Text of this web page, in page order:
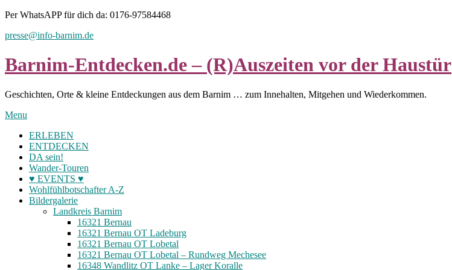
Skip
content
Per WhatsAPP für dich da: 0176-97584468
presse@info-barnim.de
Barnim-Entdecken.de – (R)Auszeiten vor der Haustür
Geschichten, Orte & kleine Entdeckungen aus dem Barnim … zum Innehalten, Mitgehen und Wiederkommen.
Menu
ERLEBEN
ENTDECKEN
DA sein!
Wander-Touren
♥ EVENTS ♥
Wohlfühlbotschafter A-Z
Bildergalerie
Landkreis Barnim
16321 Bernau
16321 Bernau OT Ladeburg
16321 Bernau OT Lobetal
16321 Bernau OT Lobetal – Rundweg Mechesee
16348 Wandlitz OT Lanke – Lager Koralle